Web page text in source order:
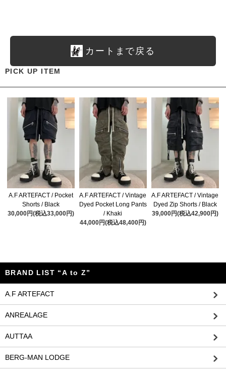
カートまで戻る
PICK UP ITEM
A.F ARTEFACT / Pocket
Shorts / Black
30,000円(税込33,000円)
A.F ARTEFACT / Vintage
Dyed Pocket Long Pants
/ Khaki
44,000円(税込48,400円)
A.F ARTEFACT / Vintage
Dyed Zip Shorts / Black
39,000円(税込42,900円)
BRAND LIST “A to Z”
A.F ARTEFACT
ANREALAGE
AUTTAA
BERG-MAN LODGE